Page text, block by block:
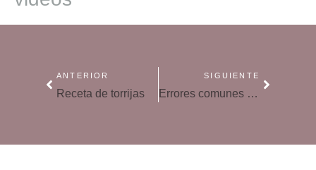
ANTERIOR
Receta de torrijas
SIGUIENTE
Errores comunes respecto al sueño del bebé